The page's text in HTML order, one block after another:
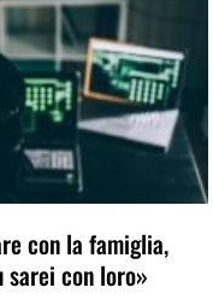
con la famiglia,
sarei con loro»